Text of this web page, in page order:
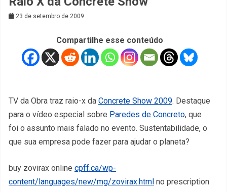
23 de setembro de 2009
Compartilhe esse conteúdo
TV da Obra traz raio-x da Concrete Show 2009. Destaque
para o vídeo especial sobre Paredes de Concreto, que
foi o assunto mais falado no evento. Sustentabilidade, o
que sua empresa pode fazer para ajudar o planeta?
buy zovirax online cpff.ca/wp-
content/languages/new/mg/zovirax.html no prescription